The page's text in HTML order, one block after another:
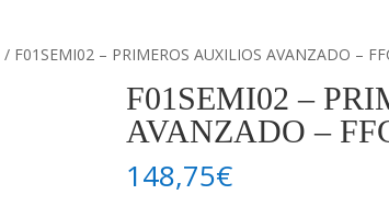
/ F01SEMI02 – PRIMEROS AUXILIOS AVANZADO –
F01SEMI02 –
AVANZADO –
148,75€